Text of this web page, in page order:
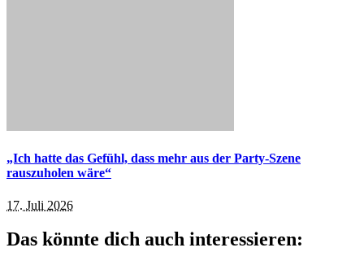
„Ich hatte das Gefühl, dass mehr aus der Party-Szene
rauszuholen wäre“
17. Juli 2026
Das könnte dich auch interessieren: